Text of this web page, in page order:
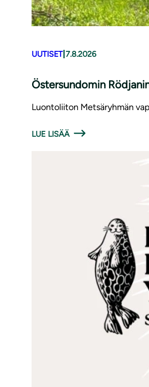
UUTISET| 7.8.2026
Östersundomin
Luontoliiton Metsäryhmän
LUE LISÄÄ